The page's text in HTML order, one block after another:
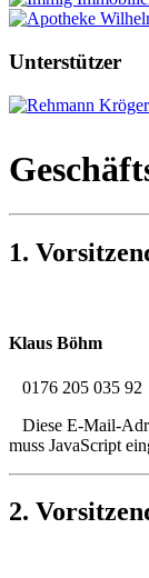
Unterstützer
1.
Klaus Böhm
0176 205 035 92
Diese E-Mail-
muss JavaScript
2.